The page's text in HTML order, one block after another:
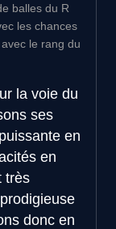
balles du R
les chances
le rang du
la voie du
ses
en
en
très
donc en